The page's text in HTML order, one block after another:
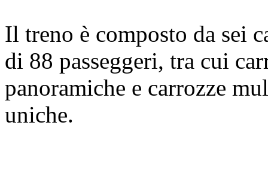
Il treno è composto da sei
di 88 passeggeri, tra cui
panoramiche e carrozze
uniche.